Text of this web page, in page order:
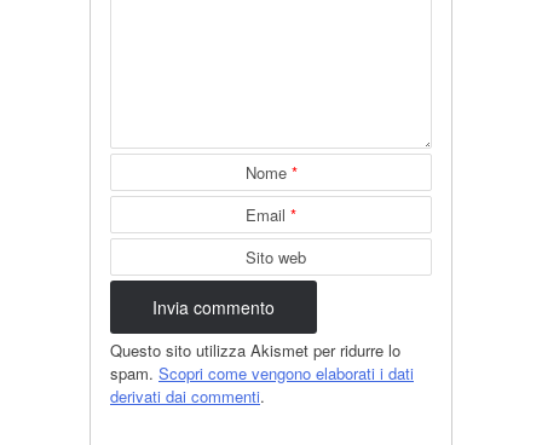
Nome *
Email *
Sito web
Questo sito utilizza Akismet per ridurre lo
spam. Scopri come vengono elaborati i dati
derivati dai commenti.